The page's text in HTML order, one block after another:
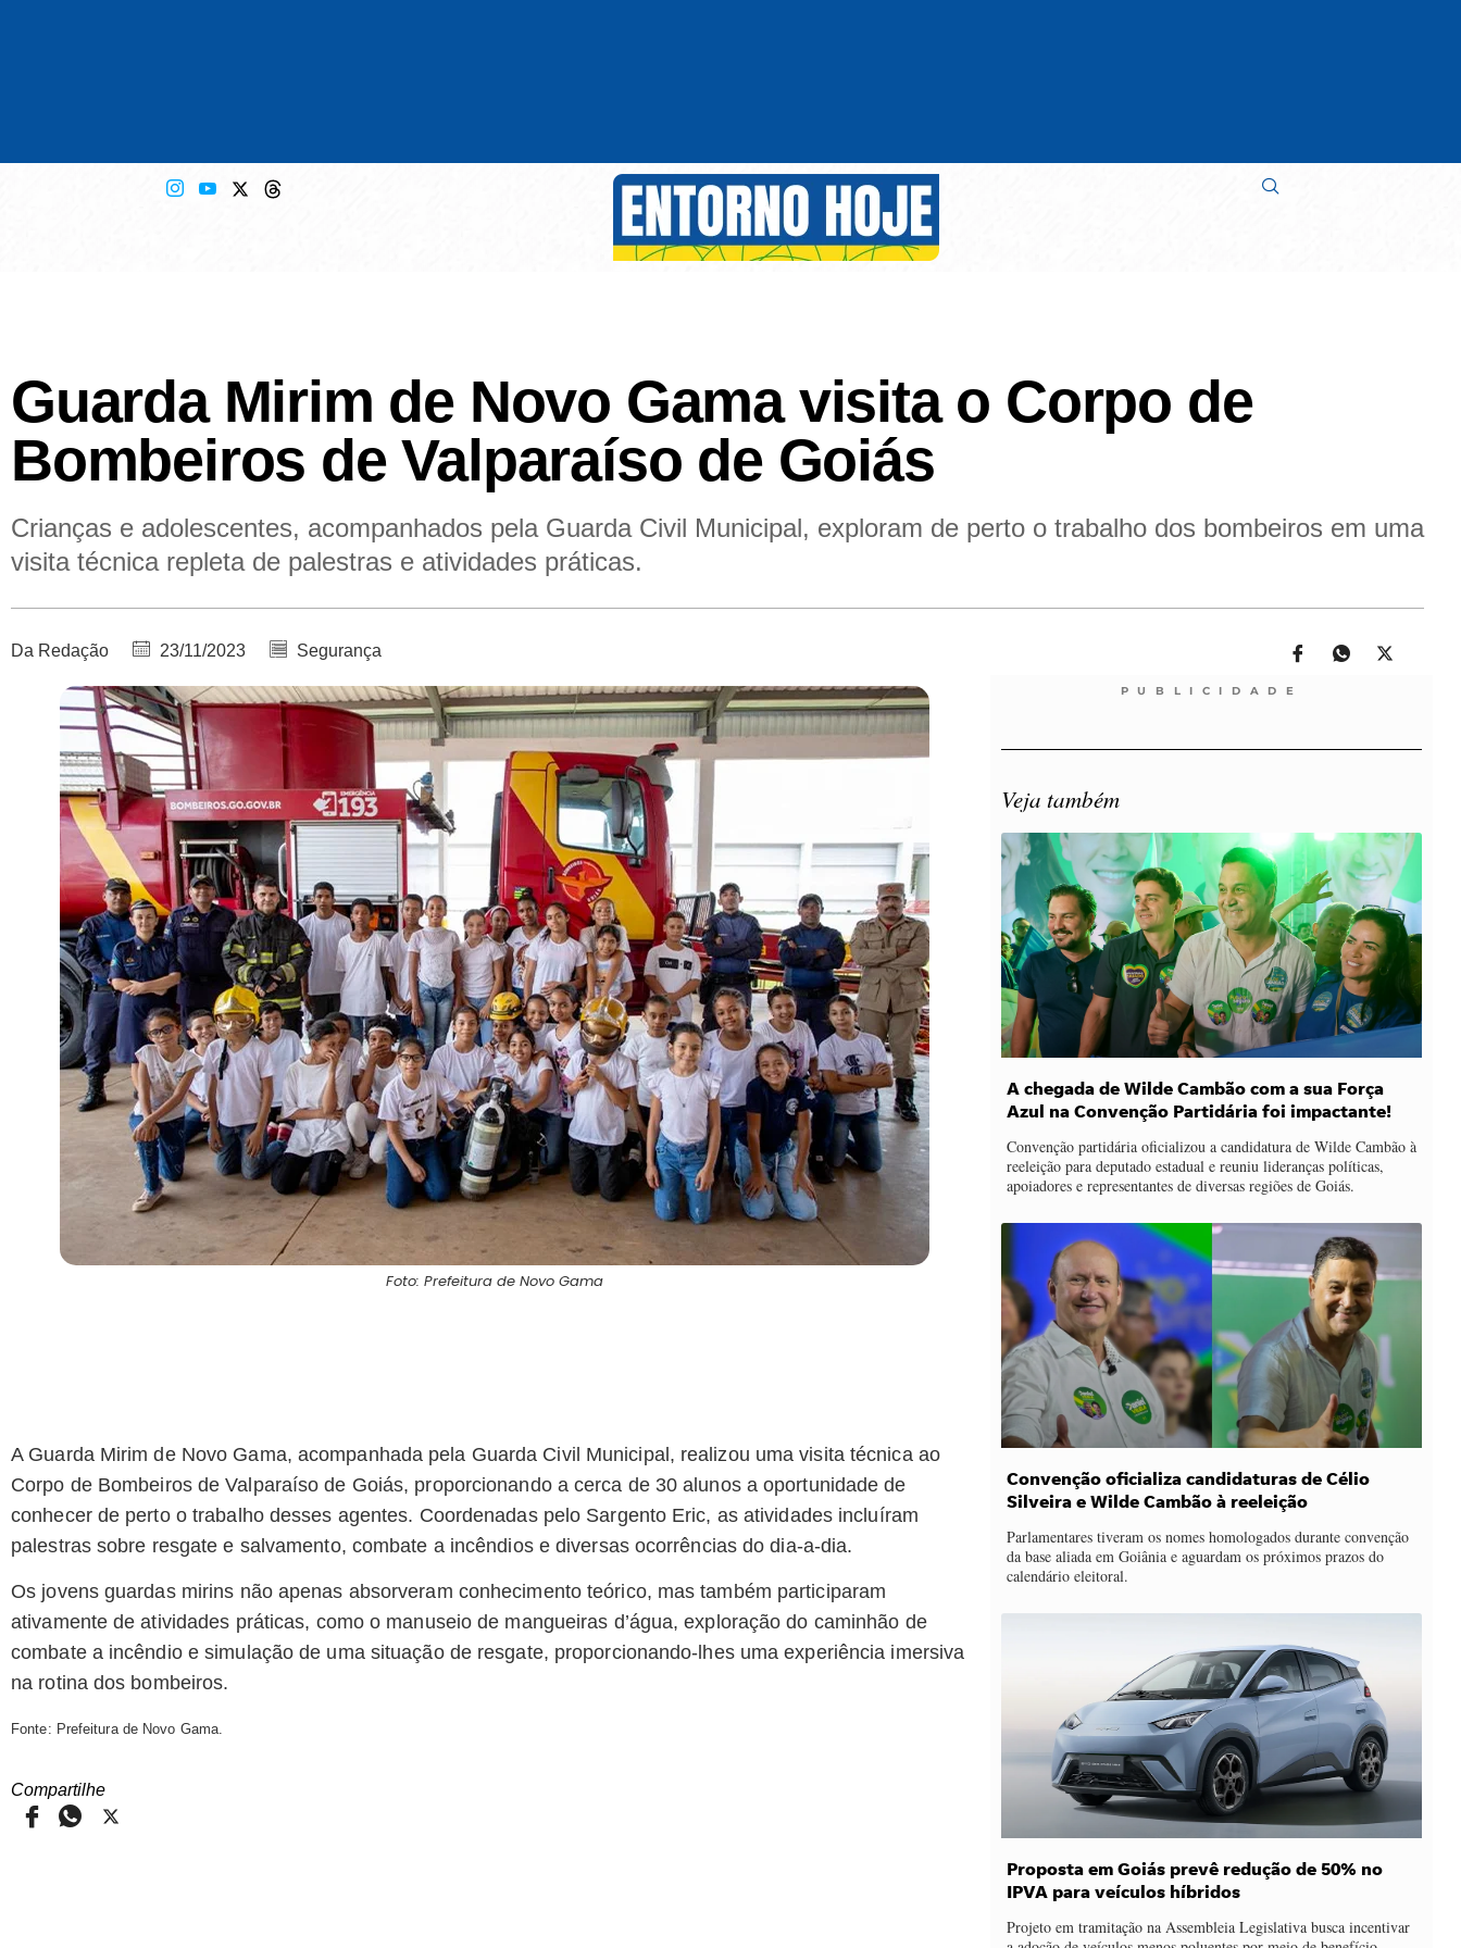
Guarda Mirim de Novo Gama visita o Corpo de
Bombeiros de Valparaíso de Goiás
Crianças e adolescentes, acompanhados pela Guarda Civil Municipal, exploram de perto o trabalho dos bombeiros em uma
visita técnica repleta de palestras e atividades práticas.
Da Redação 23/11/2023 Segurança
Foto: Prefeitura de Novo Gama
A Guarda Mirim de Novo Gama, acompanhada pela Guarda Civil Municipal, realizou uma visita técnica ao
Corpo de Bombeiros de Valparaíso de Goiás, proporcionando a cerca de 30 alunos a oportunidade de
conhecer de perto o trabalho desses agentes. Coordenadas pelo Sargento Eric, as atividades incluíram
palestras sobre resgate e salvamento, combate a incêndios e diversas ocorrências do dia-a-dia.
Os jovens guardas mirins não apenas absorveram conhecimento teórico, mas também participaram
ativamente de atividades práticas, como o manuseio de mangueiras d’água, exploração do caminhão de
combate a incêndio e simulação de uma situação de resgate, proporcionando-lhes uma experiência imersiva
na rotina dos bombeiros.
Fonte: Prefeitura de Novo Gama.
Compartilhe
PUBLICIDADE
Veja também
A chegada de Wilde Cambão com a sua Força
Azul na Convenção Partidária foi impactante!
Convenção partidária oficializou a candidatura de Wilde Cambão à
reeleição para deputado estadual e reuniu lideranças políticas,
apoiadores e representantes de diversas regiões de Goiás.
Convenção oficializa candidaturas de Célio
Silveira e Wilde Cambão à reeleição
Parlamentares tiveram os nomes homologados durante convenção
da base aliada em Goiânia e aguardam os próximos prazos do
calendário eleitoral.
Proposta em Goiás prevê redução de 50% no
IPVA para veículos híbridos
Projeto em tramitação na Assembleia Legislativa busca incentivar